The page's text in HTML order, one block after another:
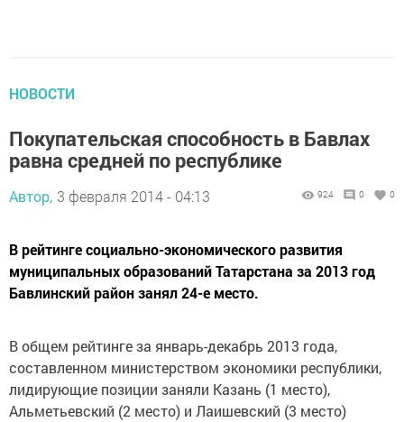
НОВОСТИ
Покупательская способность в Бавлах
равна средней по республике
Автор, 3 февраля 2014 - 04:13 924 0 0
В рейтинге социально-экономического развития
муниципальных образований Татарстана за 2013 год
Бавлинский район занял 24-е место.
В общем рейтинге за январь-декабрь 2013 года,
составленном министерством экономики республики,
лидирующие позиции заняли Казань (1 место),
Альметьевский (2 место) и Лаишевский (3 место)